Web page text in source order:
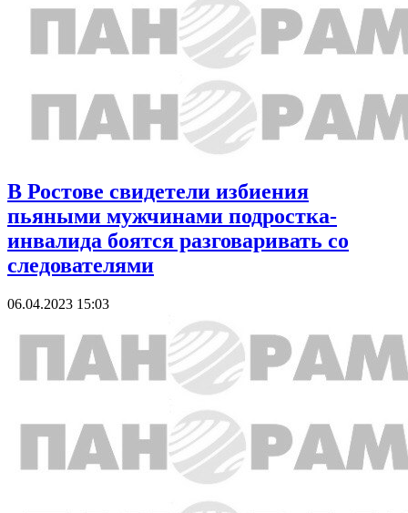
В Ростове свидетели избиения
пьяными мужчинами подростка-
инвалида боятся разговаривать со
следователями
06.04.2023 15:03